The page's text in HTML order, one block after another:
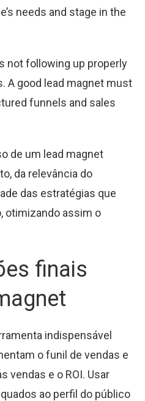
needs and stage in the
not following up properly
A good lead magnet must
funnels and sales
de um lead magnet
da relevância do
das estratégias que
otimizando assim o
finais
indispensável
o funil de vendas e
vendas e o ROI. Usar
ao perfil do público